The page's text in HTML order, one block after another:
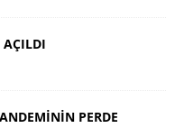
AÇILDI
PERDE